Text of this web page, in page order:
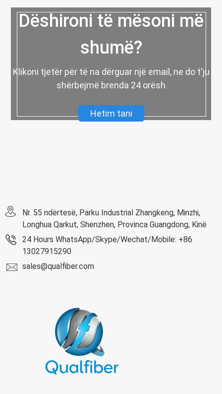
Dëshironi të mësoni më
shumë?
Klikoni tjetër për të na dërguar një email, ne do t'ju
shërbejmë brenda 24 orësh
Hetim tani
Nr. 55 ndërtesë, Parku Industrial Zhangkeng, Minzhi,
Longhua Qarkut, Shenzhen, Provinca Guangdong, Kinë
24 Hours WhatsApp/Skype/Wechat/Mobile: +86
13027915290
sales@qualfiber.com